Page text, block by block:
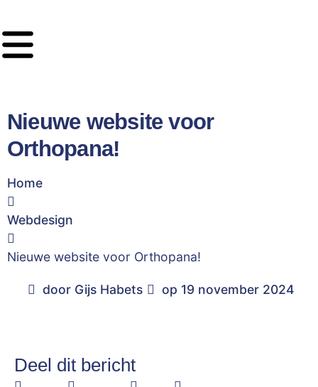
Nieuwe website voor
Orthopana!
Home
Webdesign
Nieuwe website voor Orthopana!
door Gijs Habets op 19 november 2024
Deel dit bericht